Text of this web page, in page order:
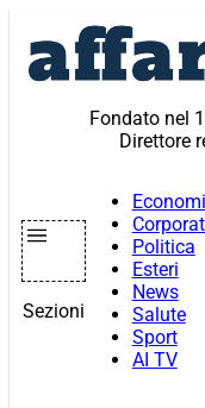
contenuto
Fondato nel
Direttore
Sezioni
Politica
Esteri
News
Salute
Sport
AI TV